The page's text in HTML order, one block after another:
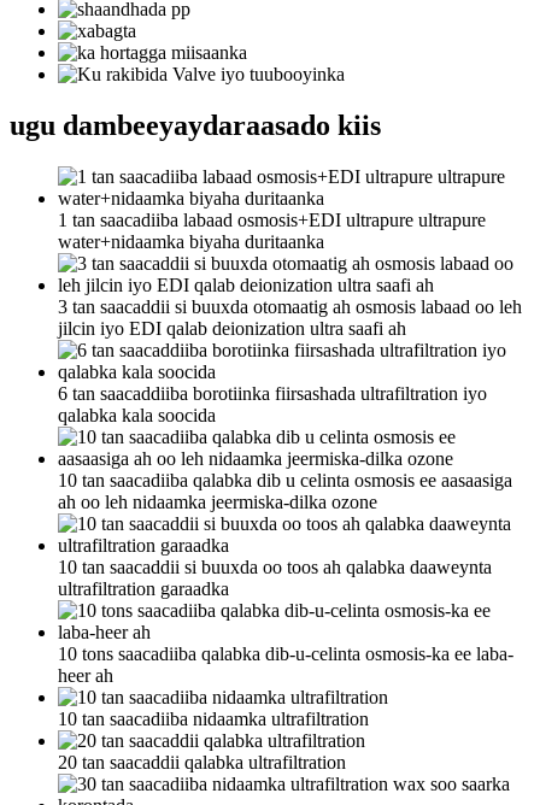
ugu dambeeyaydaraasado kiis
1 tan saacadiiba labaad osmosis+EDI ultrapure ultrapure
water+nidaamka biyaha duritaanka
3 tan saacaddii si buuxda otomaatig ah osmosis labaad oo leh
jilcin iyo EDI qalab deionization ultra saafi ah
6 tan saacaddiiba borotiinka fiirsashada ultrafiltration iyo
qalabka kala soocida
10 tan saacadiiba qalabka dib u celinta osmosis ee aasaasiga
ah oo leh nidaamka jeermiska-dilka ozone
10 tan saacaddii si buuxda oo toos ah qalabka daaweynta
ultrafiltration garaadka
10 tons saacadiiba qalabka dib-u-celinta osmosis-ka ee laba-
heer ah
10 tan saacadiiba nidaamka ultrafiltration
20 tan saacaddii qalabka ultrafiltration